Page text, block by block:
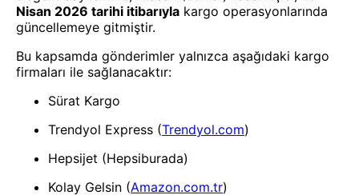
Oto Branda
BUFFER® 2 Adet Araba Araç
Dikiz Aynası Donma Engelleyici